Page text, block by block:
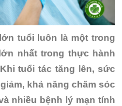
tuổi luôn là một trong
nhất trong thực hành
tuổi tác tăng lên, sức
khả năng chăm sóc
nhiều bệnh lý mạn tính